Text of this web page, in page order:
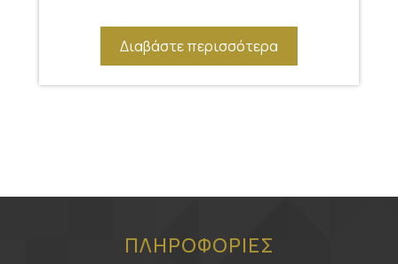
Διαβάστε περισσότερα
ΠΛΗΡΟΦΟΡΙΕΣ